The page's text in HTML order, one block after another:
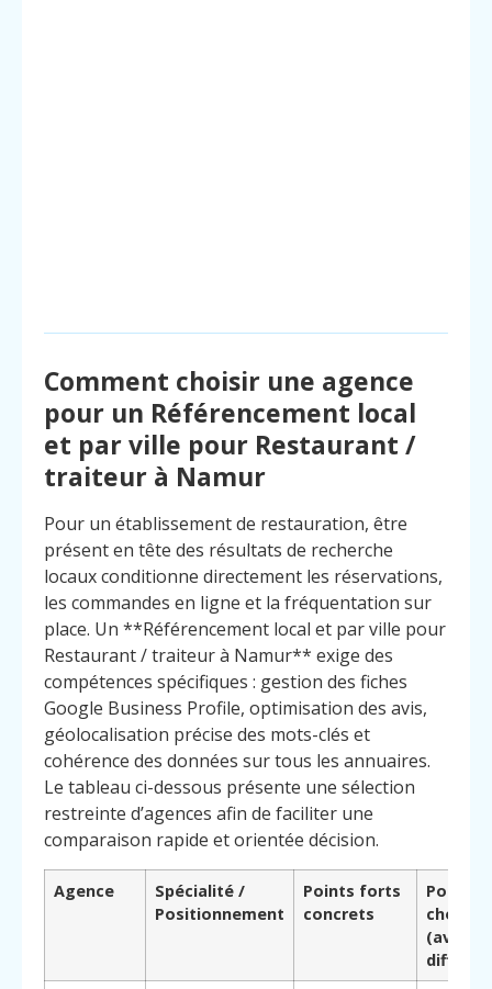
Comment choisir une agence
pour un Référencement local
et par ville pour Restaurant /
traiteur à Namur
Pour un établissement de restauration, être
présent en tête des résultats de recherche
locaux conditionne directement les réservations,
les commandes en ligne et la fréquentation sur
place. Un **Référencement local et par ville pour
Restaurant / traiteur à Namur** exige des
compétences spécifiques : gestion des fiches
Google Business Profile, optimisation des avis,
géolocalisation précise des mots-clés et
cohérence des données sur tous les annuaires.
Le tableau ci-dessous présente une sélection
restreinte d’agences afin de faciliter une
comparaison rapide et orientée décision.
Agence
Spécialité /
Positionnement
Points forts
concrets
choisir